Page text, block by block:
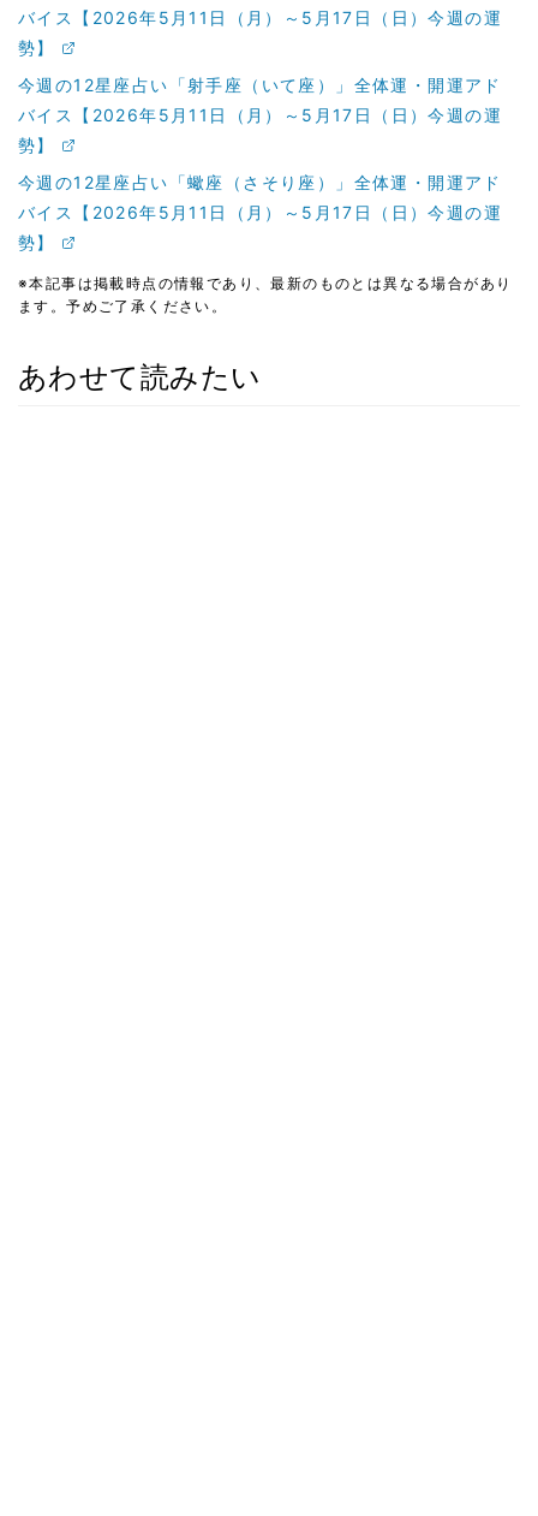
バイス【2026年5月11日（月）～5月17日（日）今週の運
勢】
今週の12星座占い「射手座（いて座）」全体運・開運アド
バイス【2026年5月11日（月）～5月17日（日）今週の運
勢】
今週の12星座占い「蠍座（さそり座）」全体運・開運アド
バイス【2026年5月11日（月）～5月17日（日）今週の運
勢】
※本記事は掲載時点の情報であり、最新のものとは異なる場合があり
ます。予めご了承ください。
あわせて読みたい